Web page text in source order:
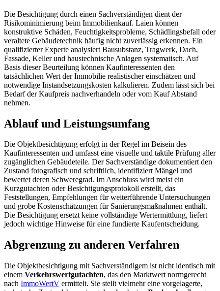
Die Besichtigung durch einen Sachverständigen dient der
Risikominimierung beim Immobilienkauf. Laien können
konstruktive Schäden, Feuchtigkeitsprobleme, Schädlingsbefall oder
veraltete Gebäudetechnik häufig nicht zuverlässig erkennen. Ein
qualifizierter Experte analysiert Bausubstanz, Tragwerk, Dach,
Fassade, Keller und haustechnische Anlagen systematisch. Auf
Basis dieser Beurteilung können Kaufinteressenten den
tatsächlichen Wert der Immobilie realistischer einschätzen und
notwendige Instandsetzungskosten kalkulieren. Zudem lässt sich bei
Bedarf der Kaufpreis nachverhandeln oder vom Kauf Abstand
nehmen.
Ablauf und Leistungsumfang
Die Objektbesichtigung erfolgt in der Regel im Beisein des
Kaufinteressenten und umfasst eine visuelle und taktile Prüfung aller
zugänglichen Gebäudeteile. Der Sachverständige dokumentiert den
Zustand fotografisch und schriftlich, identifiziert Mängel und
bewertet deren Schweregrad. Im Anschluss wird meist ein
Kurzgutachten oder Besichtigungsprotokoll erstellt, das
Feststellungen, Empfehlungen für weiterführende Untersuchungen
und grobe Kostenschätzungen für Sanierungsmaßnahmen enthält.
Die Besichtigung ersetzt keine vollständige Wertermittlung, liefert
jedoch wichtige Hinweise für eine fundierte Kaufentscheidung.
Abgrenzung zu anderen Verfahren
Die Objektbesichtigung mit Sachverständigem ist nicht identisch mit
einem Verkehrswertgutachten, das den Marktwert normgerecht
nach ImmoWertV ermittelt. Sie stellt vielmehr eine vorgelagerte,